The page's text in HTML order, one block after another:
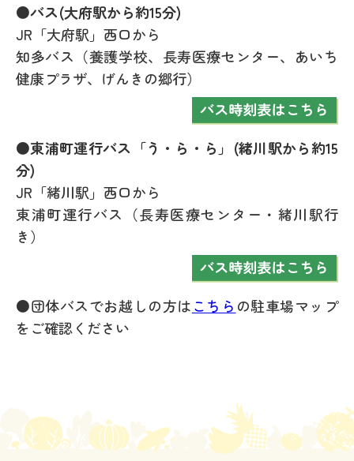
●バス(大府駅から約15分)
JR「大府駅」西口から
知多バス（養護学校、長寿医療センター、あいち
健康プラザ、げんきの郷行）
●東浦町運行バス「う・ら・ら」(緒川駅から約15
分)
JR「緒川駅」西口から
東浦町運行バス（長寿医療センター・緒川駅行
き）
●団体バスでお越しの方はこちら の駐車場マップ
をご確認ください